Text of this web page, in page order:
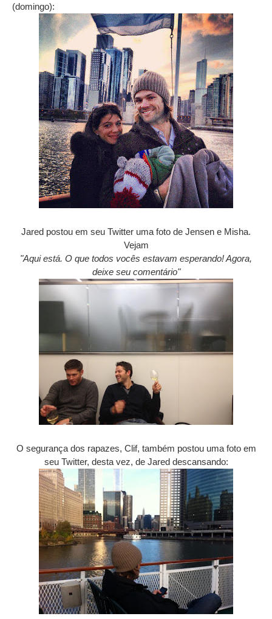
(domingo):
Jared postou em seu Twitter uma foto de Jensen e Misha.
Vejam
"Aqui está. O que todos vocês estavam esperando! Agora,
deixe seu comentário"
O segurança dos rapazes, Clif, também postou uma foto em
seu Twitter, desta vez, de Jared descansando: